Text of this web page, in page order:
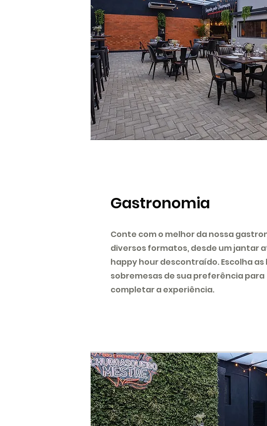
Gastronomia
Conte com o melhor da nossa
diversos formatos, desde um jantar
happy hour descontraído. Escolha as
sobremesas de sua preferência para
completar a experiência.